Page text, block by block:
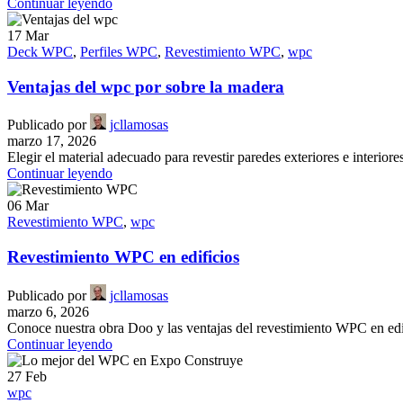
Continuar leyendo
17 Mar
Deck WPC, Perfiles WPC, Revestimiento WPC, wpc
Ventajas del wpc por sobre la madera
Publicado por
jcllamosas
marzo 17, 2026
Elegir el material adecuado para revestir paredes exteriores e
Continuar leyendo
06 Mar
Revestimiento WPC, wpc
Revestimiento WPC en edificios
Publicado por
jcllamosas
marzo 6, 2026
Conoce nuestra obra Doo y las ventajas del revestimiento WPC en
Continuar leyendo
27 Feb
wpc